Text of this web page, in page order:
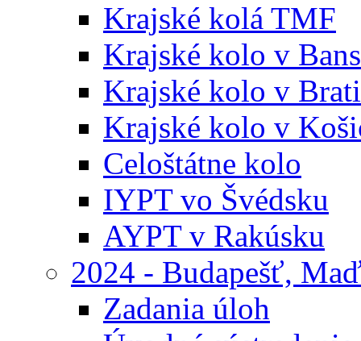
Krajské kolá TMF
Krajské kolo v
Krajské kolo v
Krajské kolo v
Celoštátne kolo
IYPT vo Švédsku
AYPT v Rakúsku
2024 - Budapešť,
Zadania úloh